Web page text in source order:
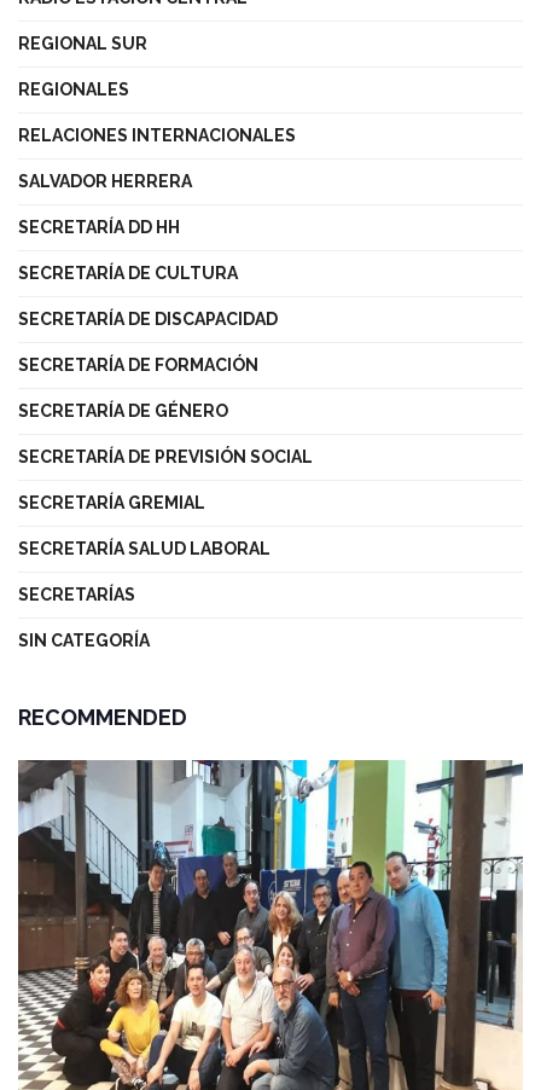
REGIONAL SUR
REGIONALES
RELACIONES INTERNACIONALES
SALVADOR HERRERA
SECRETARÍA DD HH
SECRETARÍA DE CULTURA
SECRETARÍA DE DISCAPACIDAD
SECRETARÍA DE FORMACIÓN
SECRETARÍA DE GÉNERO
SECRETARÍA DE PREVISIÓN SOCIAL
SECRETARÍA GREMIAL
SECRETARÍA SALUD LABORAL
SECRETARÍAS
SIN CATEGORÍA
RECOMMENDED